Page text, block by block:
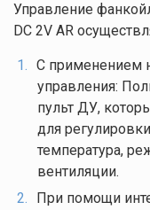
Управление
DC 2V AR
С применением
управления:
пульт ДУ,
для
температура,
вентиляции.
При помощи
Мы свяжемся